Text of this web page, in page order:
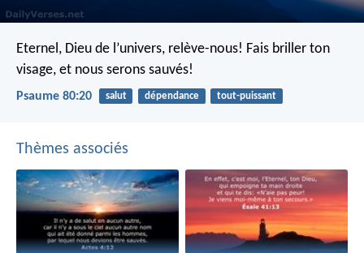
Eternel, Dieu de l’univers, relève-nous! Fais briller ton
visage, et nous serons sauvés!
Psaume 80:20 salut dépendance tout-puissant
Thèmes associés